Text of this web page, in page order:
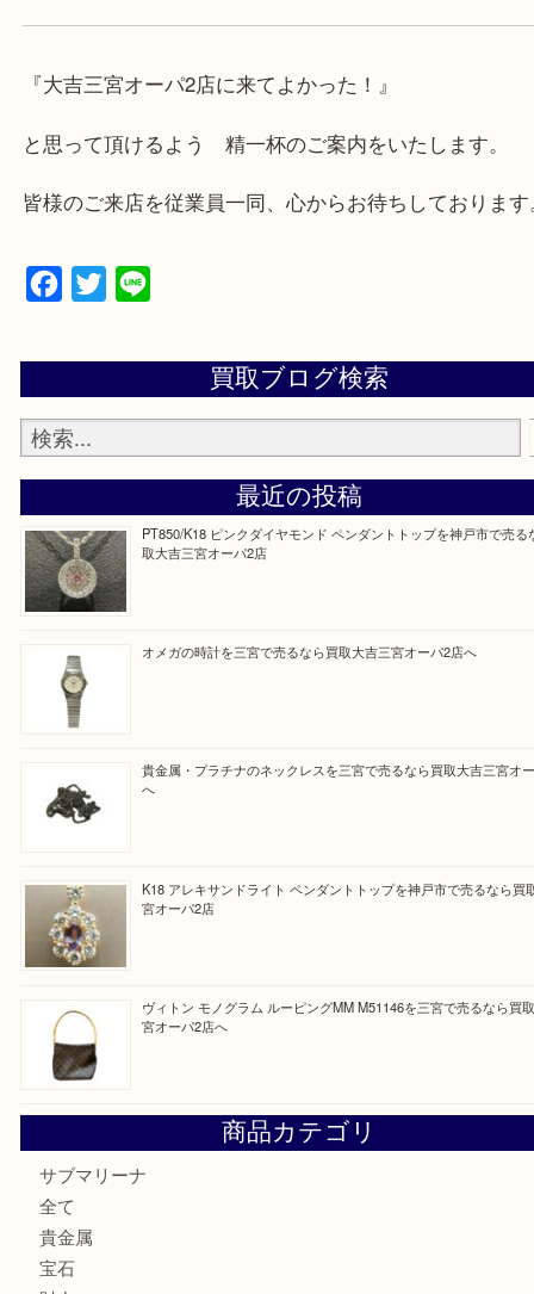
★出張買取の対応可能地域★
兵庫県,神戸市中央区,神戸市兵庫区,神戸市北区,神
垂水区,須磨区,東灘区,灘区,長田区,
三田市,明石市,ポートアイランド,六甲アイランド,
上記地域にない場合も、ご相談下さい。
※品数が多い時・外出できない時・重い時、まとめ
しい時などにご利用下さいませ。
『大吉三宮オーパ2店に来てよかった！』
と思って頂けるよう 精一杯のご案内をいたします
皆様のご来店を従業員一同、心からお待ちしており
Facebook
Twitter
Line
最近の投稿
PT850/K18 ピンクダイヤモンド ペンダントトップを神戸市